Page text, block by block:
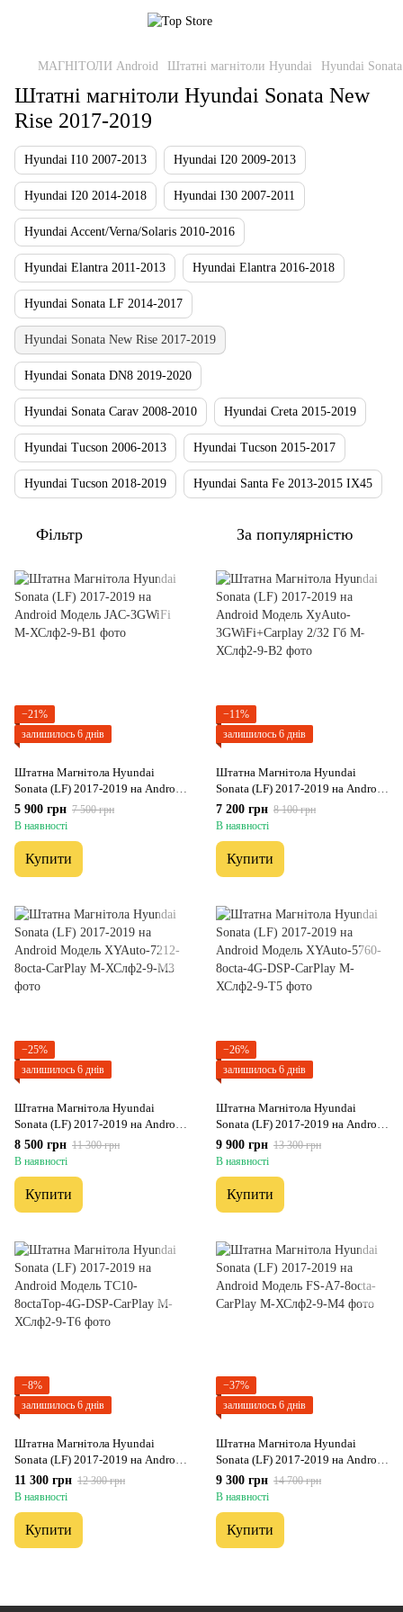
МАГНІТОЛИ Android Штатні магнітоли Hyundai Hyundai
Штатні магнітоли Hyundai Sonata New
Rise 2017-2019
Hyundai I10 2007-2013 Hyundai I20 2009-2013
Hyundai I20 2014-2018 Hyundai I30 2007-2011
Hyundai Accent/Verna/Solaris 2010-2016
Hyundai Elantra 2011-2013 Hyundai Elantra 2016-2018
Hyundai Sonata LF 2014-2017
Hyundai Sonata New Rise 2017-2019
Hyundai Sonata DN8 2019-2020
Hyundai Sonata Carav 2008-2010 Hyundai Creta 2015-2019
Hyundai Tucson 2006-2013 Hyundai Tucson 2015-2017
Hyundai Tucson 2018-2019 Hyundai Santa Fe 2013-2015 IX45
Фільтр За популярністю
−21%
залишилось 6 днів
Штатна Магнітола Hyundai
Sonata (LF) 2017-2019 на Android
Модель JAC-3GWiFi
5 900 грн 7 500 грн
В наявності
Купити
−11%
залишилось 6 днів
Штатна Магнітола Hyundai
Sonata (LF) 2017-2019 на Android
Модель XyAuto-3GWiFi+Carplay
2/32 Гб
7 200 грн 8 100 грн
В наявності
Купити
−25%
залишилось 6 днів
Штатна Магнітола Hyundai
Sonata (LF) 2017-2019 на Android
Модель XYAuto-7212-8octa-
CarPlay
8 500 грн 11 300 грн
В наявності
Купити
−26%
залишилось 6 днів
Штатна Магнітола Hyundai
Sonata (LF) 2017-2019 на Android
Модель XYAuto-5760-8octa-4G-
DSP-CarPlay
9 900 грн 13 300 грн
В наявності
Купити
−8%
залишилось 6 днів
Штатна Магнітола Hyundai
Sonata (LF) 2017-2019 на Android
Модель ТС10-8octaTop-4G-DSP-
CarPlay
11 300 грн 12 300 грн
В наявності
Купити
−37%
залишилось 6 днів
Штатна Магнітола Hyundai
Sonata (LF) 2017-2019 на Android
Модель FS-A7-8octa-CarPlay
9 300 грн 14 700 грн
В наявності
Купити